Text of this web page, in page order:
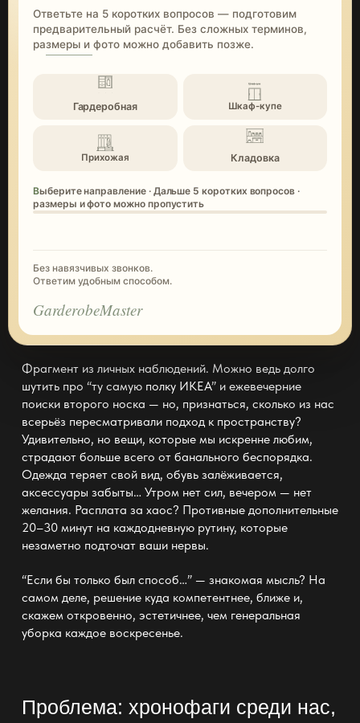
Ответьте на 5 коротких вопросов — подготовим
предварительный расчёт. Без сложных терминов,
размеры и фото можно добавить позже.
Гардеробная Шкаф-купе
Прихожая Кладовка
Выберите направление · Дальше 5 коротких вопросов ·
размеры и фото можно пропустить
Без навязчивых звонков.
Ответим удобным способом.
GarderobeMaster
Фрагмент из личных наблюдений. Можно ведь долго
шутить про “ту самую полку ИКЕА” и ежевечерние
поиски второго носка — но, признаться, сколько из нас
всерьёз пересматривали подход к пространству?
Удивительно, но вещи, которые мы искренне любим,
страдают больше всего от банального беспорядка.
Одежда теряет свой вид, обувь залёживается,
аксессуары забыты… Утром нет сил, вечером — нет
желания. Расплата за хаос? Противные дополнительные
20–30 минут на каждодневную рутину, которые
незаметно подточат ваши нервы.
“Если бы только был способ…” — знакомая мысль? На
самом деле, решение куда компетентнее, ближе и,
скажем откровенно, эстетичнее, чем генеральная
уборка каждое воскресенье.
Проблема: хронофаги среди нас,